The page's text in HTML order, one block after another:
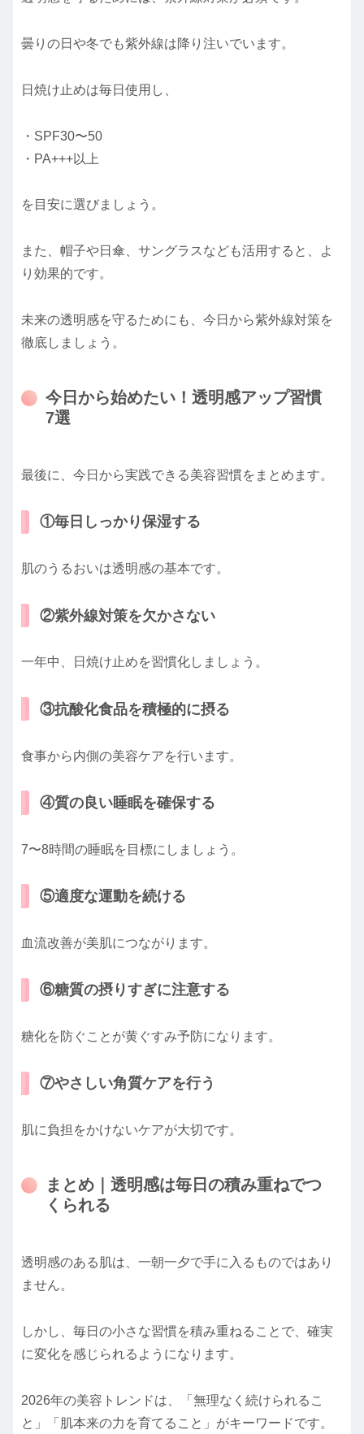
曇りの日や冬でも紫外線は降り注いでいます。
日焼け止めは毎日使用し、
・SPF30〜50
・PA+++以上
を目安に選びましょう。
また、帽子や日傘、サングラスなども活用すると、よ
り効果的です。
未来の透明感を守るためにも、今日から紫外線対策を
徹底しましょう。
今日から始めたい！透明感アップ習慣
7選
最後に、今日から実践できる美容習慣をまとめます。
①毎日しっかり保湿する
肌のうるおいは透明感の基本です。
②紫外線対策を欠かさない
一年中、日焼け止めを習慣化しましょう。
③抗酸化食品を積極的に摂る
食事から内側の美容ケアを行います。
④質の良い睡眠を確保する
7〜8時間の睡眠を目標にしましょう。
⑤適度な運動を続ける
血流改善が美肌につながります。
⑥糖質の摂りすぎに注意する
糖化を防ぐことが黄ぐすみ予防になります。
⑦やさしい角質ケアを行う
肌に負担をかけないケアが大切です。
まとめ｜透明感は毎日の積み重ねでつ
くられる
透明感のある肌は、一朝一夕で手に入るものではあり
ません。
しかし、毎日の小さな習慣を積み重ねることで、確実
に変化を感じられるようになります。
2026年の美容トレンドは、「無理なく続けられるこ
と」「肌本来の力を育てること」がキーワードです。